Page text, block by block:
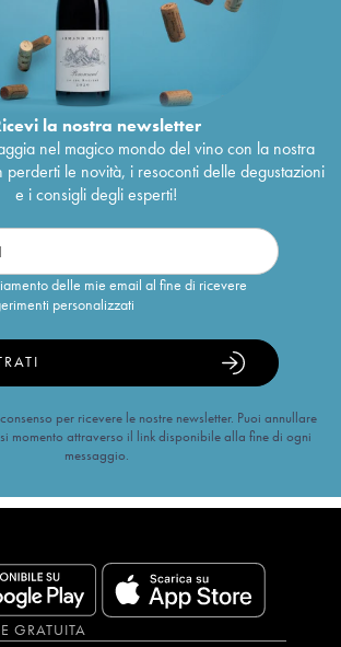
la nostra newsletter
nel magico mondo del vino con la nostra
le novità, i resoconti delle degustazioni
e i consigli degli esperti!
delle mie email al fine di ricevere
personalizzati
per ricevere le nostre newsletter. Puoi annullare
momento attraverso il link disponibile alla fine di ogni
messaggio.
GRATUITA